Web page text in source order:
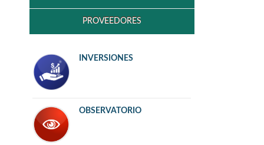
PROVEEDORES
INVERSIONES
OBSERVATORIO